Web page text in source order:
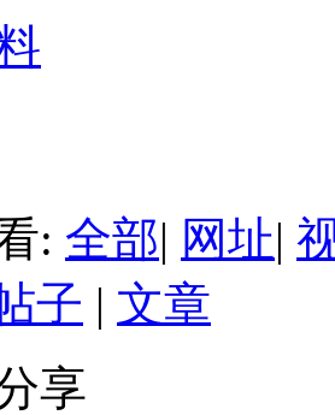
: 全部| 网址|
子 | 文章
享